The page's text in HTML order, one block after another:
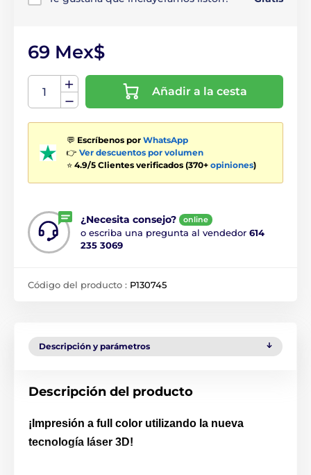
69 Mex$
Añadir a la cesta
💬 Escríbenos por WhatsApp
👉 Ver descuentos por volumen
⭐ 4.9/5 Clientes verificados (370+ opiniones)
¿Necesita consejo? online
o escriba una pregunta al vendedor 614
235 3069
Código del producto : P130745
Descripción y parámetros
Descripción del producto
¡Impresión a full color utilizando la nueva
tecnología láser 3D!